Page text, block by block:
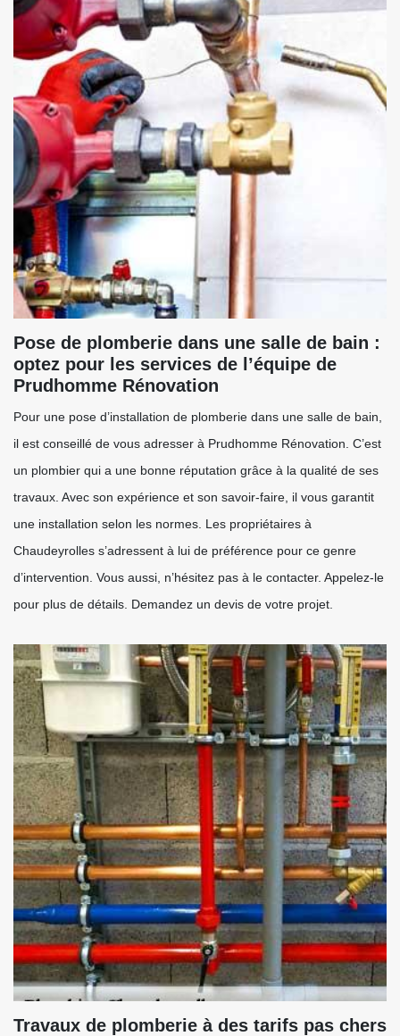
Pose de plomberie dans une salle de bain :
optez pour les services de l’équipe de
Prudhomme Rénovation
Pour une pose d’installation de plomberie dans une salle de bain,
il est conseillé de vous adresser à Prudhomme Rénovation. C’est
un plombier qui a une bonne réputation grâce à la qualité de ses
travaux. Avec son expérience et son savoir-faire, il vous garantit
une installation selon les normes. Les propriétaires à
Chaudeyrolles s’adressent à lui de préférence pour ce genre
d’intervention. Vous aussi, n’hésitez pas à le contacter. Appelez-le
pour plus de détails. Demandez un devis de votre projet.
Travaux de plomberie à des tarifs pas chers